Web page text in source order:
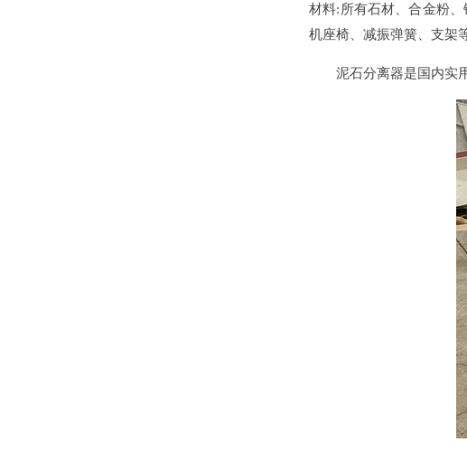
材料:所有石材、合金粉
机座椅、减振弹簧、支架
泥石分离器是国内实